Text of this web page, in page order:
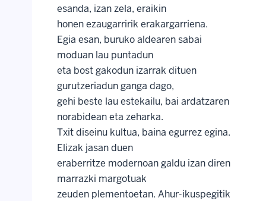
esanda, izan zela, eraikin
honen ezaugarririk erakargarriena.
Egia esan, buruko aldearen sabai
moduan lau puntadun
eta bost gakodun izarrak dituen
gurutzeriadun ganga dago,
gehi beste lau estekailu, bai ardatzaren
norabidean eta zeharka.
Txit diseinu kultua, baina egurrez egina.
Elizak jasan duen
eraberritze modernoan galdu izan diren
marrazki margotuak
zeuden plementoetan. Ahur-ikuspegitik